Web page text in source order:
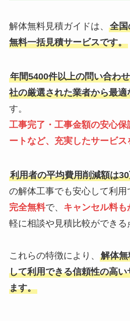
解体無料見積ガイドは、 全国
無料一括見積サービスです。
年間5400件以上の問い合わ
社の厳選された業者から最
す。
工事完了・工事金額の安心
ートなど、充実したサービス
利用者の平均費用削減額は
の解体工事でも安心して利用
完全無料で、 キャンセル料も
軽に相談や見積比較ができる
これらの特徴により、 解体
して利用できる信頼性の高
ます。